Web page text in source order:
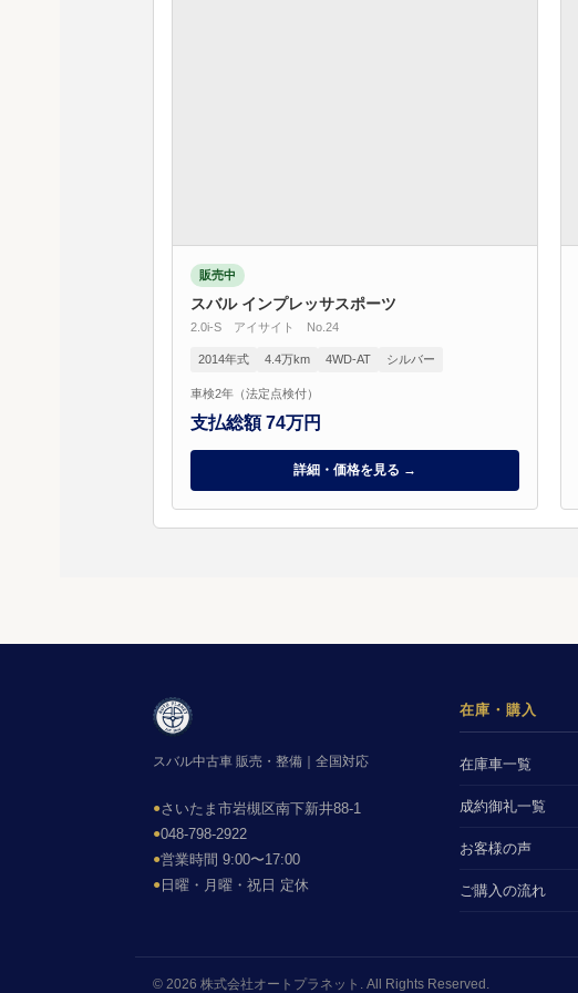
販売中
スバル インプレッサスポーツ
2.0i-S アイサイト No.24
2014年式 4.4万km 4WD-AT シルバー
車検2年（法定点検付）
支払総額 74万円
詳細・価格を見る →
スバル中古車 販売・整備｜全国対応
●さいたま市岩槻区南下新井88-1
●048-798-2922
●営業時間 9:00〜17:00
● 日曜・月曜・祝日 定休
在庫・購入
在庫車一覧
成約御礼一覧
お客様の声
ご購入の流れ
© 2026 株式会社オートプラネット. All Rights Reserved.